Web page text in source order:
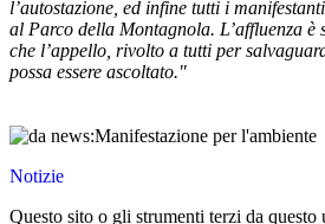
l’autostazione, ed infine tutti i
al Parco della Montagnola. L’affluenza è
che l’appello, rivolto a tutti per
possa essere ascoltato."
Notizie
Questo sito o gli strumenti terzi da